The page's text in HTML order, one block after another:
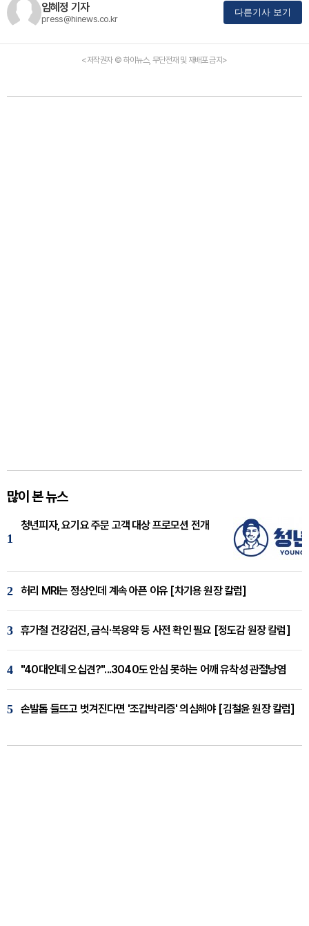
임혜정 기자
press@hinews.co.kr
다른기사 보기
<저작권자 © 하이뉴스, 무단전재 및 재배포 금지>
많이 본 뉴스
1
청년피자, 요기요 주문 고객 대상 프로모션 전개
2 허리 MRI는 정상인데 계속 아픈 이유 [차기용 원장 칼럼]
3 휴가철 건강검진, 금식·복용약 등 사전 확인 필요 [정도감 원장 칼럼]
4 "40대인데 오십견?"...3040도 안심 못하는 어깨 유착성 관절낭염
5 손발톱 들뜨고 벗겨진다면 '조갑박리증' 의심해야 [김철윤 원장 칼럼]